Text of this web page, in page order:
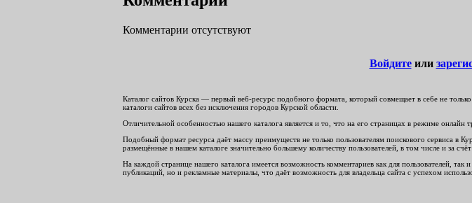
Комментарии отсутствуют
Войдитеили
Каталог сайтов Курска — первый веб-ресурс подобного формата, который совмещает в себе не
каталоги сайтов всех без исключения городов Курской области.
Отличительной особенностью нашего каталога является и то, что на его страницах в режиме
Подобный формат ресурса даёт массу преимуществ не только пользователям поискового сервиса в
размещённые в нашем каталоге значительно большему количеству пользователей, в том числе и за
На каждой странице нашего каталога имеется возможность комментариев как для пользователей,
публикаций, но и рекламные материалы, что даёт возможность для владельца сайта с успехом